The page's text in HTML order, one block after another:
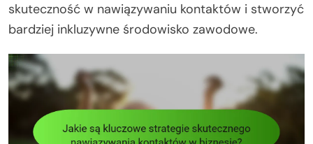
skuteczność w nawiązywaniu kontaktów i stworzyć
bardziej inkluzywne środowisko zawodowe.